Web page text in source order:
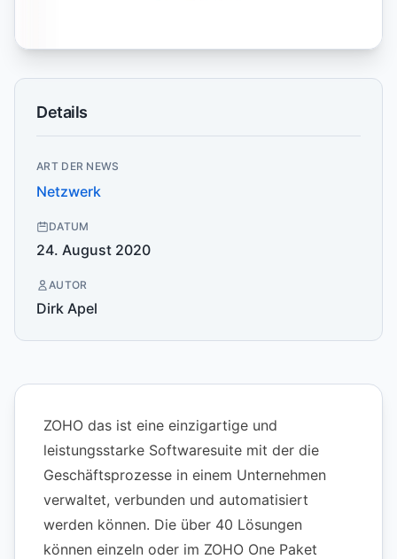
Details
ART DER NEWS
Netzwerk
DATUM
24. August 2020
AUTOR
Dirk Apel
ZOHO das ist eine einzigartige und
leistungsstarke Softwaresuite mit der die
Geschäftsprozesse in einem Unternehmen
verwaltet, verbunden und automatisiert
werden können. Die über 40 Lösungen
können einzeln oder im ZOHO One Paket